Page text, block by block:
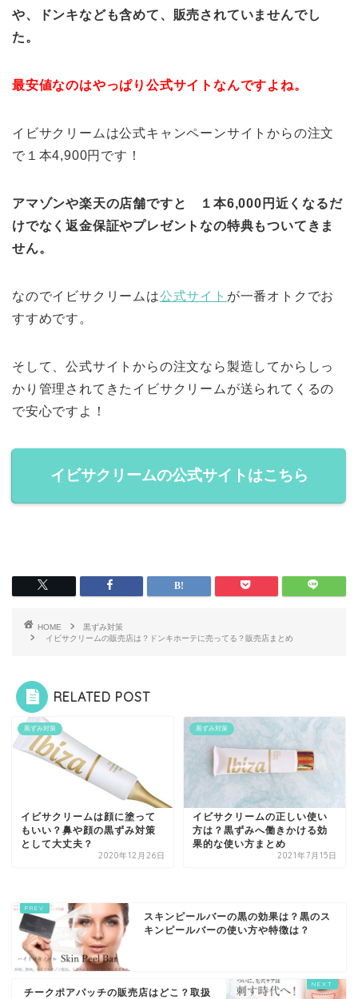
や、ドンキなども含めて、販売されていませんでし
た。
最安値なのはやっぱり公式サイトなんですよね。
イビサクリームは公式キャンペーンサイトからの注文
で１本4,900円です！
アマゾンや楽天の店舗ですと １本6,000円近くなるだ
けでなく返金保証やプレゼントなの特典もついてきま
せん。
なのでイビサクリームは公式サイト が一番オトクでお
すすめです。
そして、公式サイトからの注文なら製造してからしっ
かり管理されてきたイビサクリームが送られてくるの
で安心ですよ！
イビサクリームの公式サイトはこちら
HOME
黒ずみ対策
イビサクリームの販売店は？ドンキホーテに売ってる？販売店まとめ
RELATED POST
黒ずみ対策
イビサクリームは顔に塗って
もいい？鼻や顔の黒ずみ対策
として大丈夫？
2020年12月26日
黒ずみ対策
イビサクリームの正しい使い
方は？黒ずみへ働きかける効
果的な使い方まとめ
2021年7月15日
スキンピールバーの黒の効果は？黒のス
キンピールバーの使い方や特徴は？
チークポアパッチの販売店はどこ？取扱